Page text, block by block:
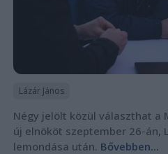
Lázár János
Négy jelölt közül választhat a
új elnököt szeptember 26-án,
lemondása után. Bővebben...